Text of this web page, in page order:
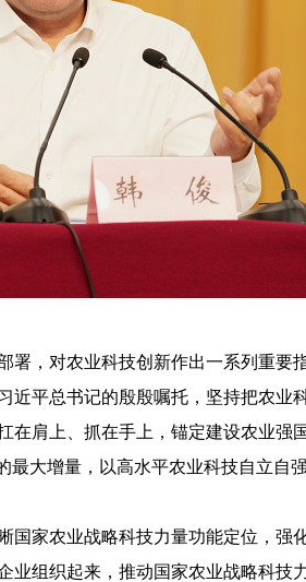
，对农业科技创新作出一系列重要
近平总书记的殷殷嘱托，坚持把农业
在肩上、抓在手上，锚定建设农业强
最大增量，以高水平农业科技自立自
家农业战略科技力量功能定位，强
业组织起来，推动国家农业战略科技